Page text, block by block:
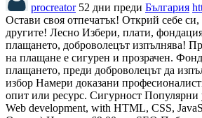
procreator 52 дни преди България
Остави своя отпечатък! Открий себе
другите! Лесно Избери, плати,
плащането, доброволецът изпълнява!
на плащане е сигурен и прозрачен.
плащането, преди доброволецът да
избор Намери доказани
опит или ресурс. Сигурност
Web development, with HTML, CSS,